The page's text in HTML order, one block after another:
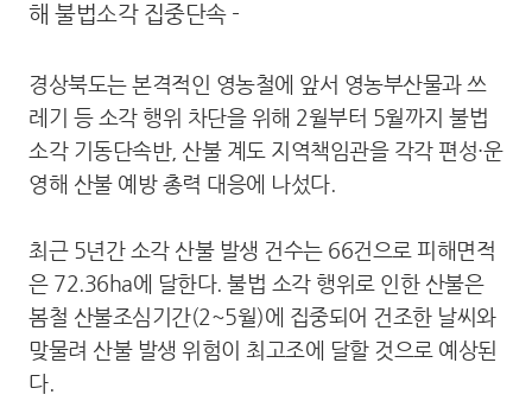
해 불법소각 집중단속 -
경상북도는 본격적인 영농철에 앞서 영농부산물과 쓰
레기 등 소각 행위 차단을 위해 2월부터 5월까지 불법
소각 기동단속반, 산불 계도 지역책임관을 각각 편성·운
영해 산불 예방 총력 대응에 나섰다.
최근 5년간 소각 산불 발생 건수는 66건으로 피해면적
은 72.36ha에 달한다. 불법 소각 행위로 인한 산불은
봄철 산불조심기간(2~5월)에 집중되어 건조한 날씨와
맞물려 산불 발생 위험이 최고조에 달할 것으로 예상된
다.